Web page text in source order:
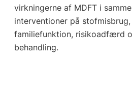
virkningerne af MDFT i
interventioner på stofmisbrug,
familiefunktion, risikoadfærd
behandling.